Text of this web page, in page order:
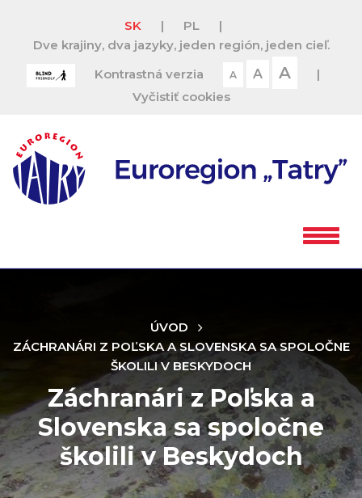
SK | PL
|
Dve krajiny, dva jazyky, jeden región, jeden cieľ.
Kontrastná verzia
A A A
|
Vyčistiť cookies
ÚVOD
ZÁCHRANÁRI Z POĽSKA A SLOVENSKA SA SPOLOČNE
ŠKOLILI V BESKYDOCH
Záchranári z Poľska a
Slovenska sa spoločne
školili v Beskydoch